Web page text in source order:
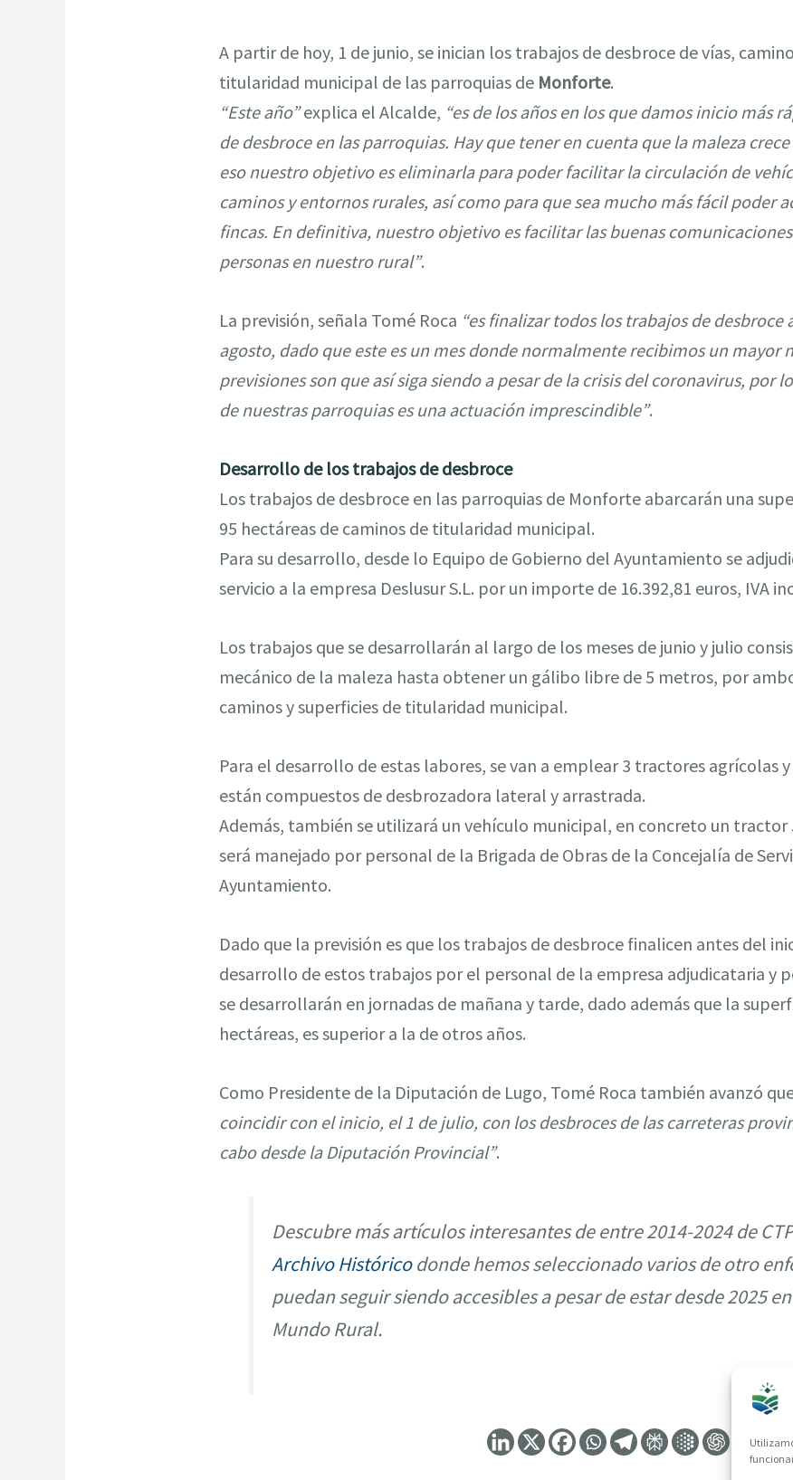
A partir de hoy, 1 de junio, se inician los trabajos de desbroce de vías,
titularidad municipal de las parroquias de Monforte.
“Este año”explica el Alcalde, “es de los años en los que damos inicio más
de desbroce en las parroquias. Hay que tener en cuenta que la maleza
eso nuestro objetivo es eliminarla para poder facilitar la circulación de
caminos y entornos rurales, así como para que sea mucho más fácil poder
fincas. En definitiva, nuestro objetivo es facilitar las buenas
personas en nuestro rural”.
La previsión, señala Tomé Roca “es finalizar todos los trabajos de
agosto, dado que este es un mes donde normalmente recibimos un mayor
previsiones son que así siga siendo a pesar de la crisis del coronavirus, por
de nuestras parroquias es una actuación imprescindible”.
Desarrollo de los trabajos de desbroce
Los trabajos de desbroce en las parroquias de Monforte abarcarán una
95 hectáreas de caminos de titularidad municipal.
Para su desarrollo, desde lo Equipo de Gobierno del Ayuntamiento se
servicio a la empresa Deslusur S.L. por un importe de 16.392,81 euros, IVA
Los trabajos que se desarrollarán al largo de los meses de junio y julio
mecánico de la maleza hasta obtener un gálibo libre de 5 metros, por
caminos y superficies de titularidad municipal.
Para el desarrollo de estas labores, se van a emplear 3 tractores agrícolas y
están compuestos de desbrozadora lateral y arrastrada.
Además, también se utilizará un vehículo municipal, en concreto un tractor
será manejado por personal de la Brigada de Obras de la Concejalía de
Ayuntamiento.
Dado que la previsión es que los trabajos de desbroce finalicen antes del
desarrollo de estos trabajos por el personal de la empresa adjudicataria y
se desarrollarán en jornadas de mañana y tarde, dado además que la
hectáreas, es superior a la de otros años.
Como Presidente de la Diputación de Lugo, Tomé Roca también avanzó
coincidir con el inicio, el 1 de julio, con los desbroces de las carreteras
cabo desde la Diputación Provincial”.
Descubre más artículos interesantes de entre 2014-2024 de
Archivo Históricodonde hemos seleccionado varios de otro
puedan seguir siendo accesibles a pesar de estar desde 2025
Mundo Rural.